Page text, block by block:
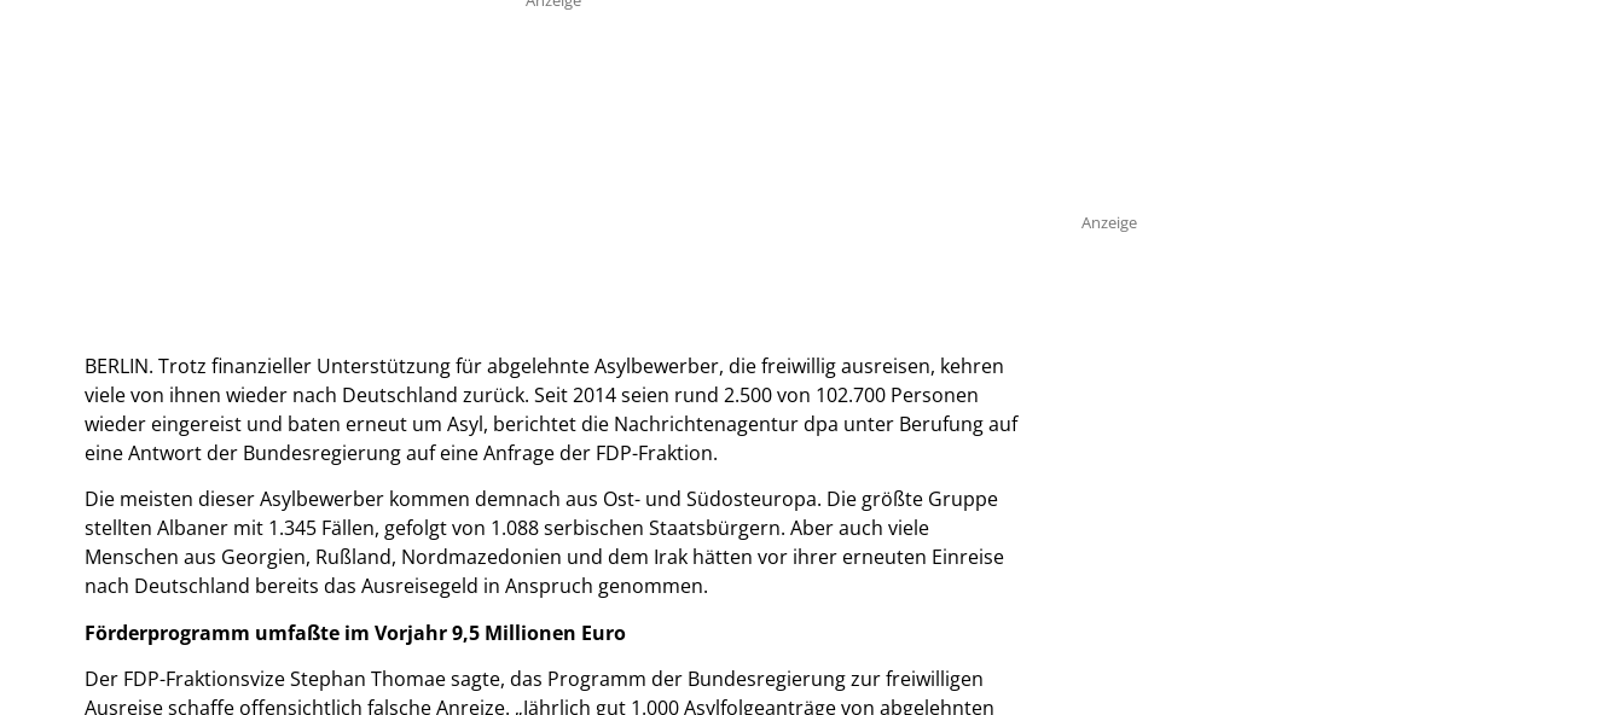
BERLIN. Trotz finanzieller Unterstützung für abgelehnte Asylbewerber, die freiwillig ausreisen, kehren
viele von ihnen wieder nach Deutschland zurück. Seit 2014 seien rund 2.500 von 102.700 Personen
wieder eingereist und baten erneut um Asyl, berichtet die Nachrichtenagentur dpa unter Berufung auf
eine Antwort der Bundesregierung auf eine Anfrage der FDP-Fraktion.
Die meisten dieser Asylbewerber kommen demnach aus Ost- und Südosteuropa. Die größte Gruppe
stellten Albaner mit 1.345 Fällen, gefolgt von 1.088 serbischen Staatsbürgern. Aber auch viele
Menschen aus Georgien, Rußland, Nordmazedonien und dem Irak hätten vor ihrer erneuten Einreise
nach Deutschland bereits das Ausreisegeld in Anspruch genommen.
Förderprogramm umfaßte im Vorjahr 9,5 Millionen Euro
Der FDP-Fraktionsvize Stephan Thomae sagte, das Programm der Bundesregierung zur freiwilligen
Ausreise schaffe offensichtlich falsche Anreize. „Jährlich gut 1.000 Asylfolgeanträge von abgelehnten
Anzeige